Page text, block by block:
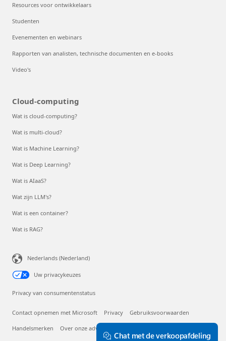
Resources voor ontwikkelaars
Studenten
Evenementen en webinars
Rapporten van analisten, technische documenten en e-books
Video's
Cloud-computing
Wat is cloud-computing?
Wat is multi-cloud?
Wat is Machine Learning?
Wat is Deep Learning?
Wat is AIaaS?
Wat zijn LLM's?
Wat is een container?
Wat is RAG?
Nederlands (Nederland)
Uw privacykeuzes
Privacy van consumentenstatus
Contact opnemen met Microsoft Privacy Gebruiksvoorwaarden
Handelsmerken Over onze advertenties
Chat met de verkoopafdeling